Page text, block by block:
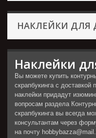
НАКЛЕЙКИ ДЛЯ
Наклейки
Вы можете купить
скрапбукинга с
наклейки придадут
вопросам раздела
скрапбукинга вы всегда
консультантам через
на почту